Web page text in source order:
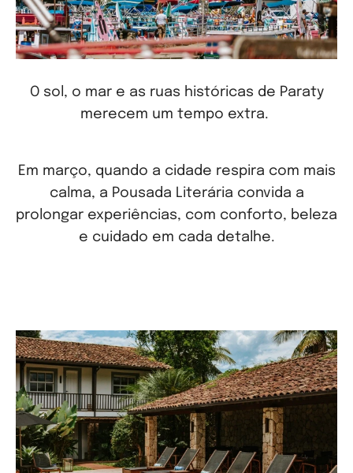
O sol, o mar e as ruas históricas de Paraty
merecem um tempo extra.
Em março, quando a cidade respira com mais
calma, a Pousada Literária convida a
prolongar experiências, com conforto, beleza
e cuidado em cada detalhe.